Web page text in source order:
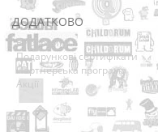
ДОДАТКОВО
Виробники
Подарункові сертифікати
Партнерська програма
Акції